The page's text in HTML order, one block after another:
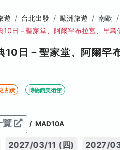
遊 台北出發 歐洲旅遊
南歐
10日－聖家堂、阿爾罕布拉宮、早鳥
10日－聖家堂、阿爾罕
古蹟 博物館美術館
覽 / MAD10A
2027/03/11 (四) 2027/